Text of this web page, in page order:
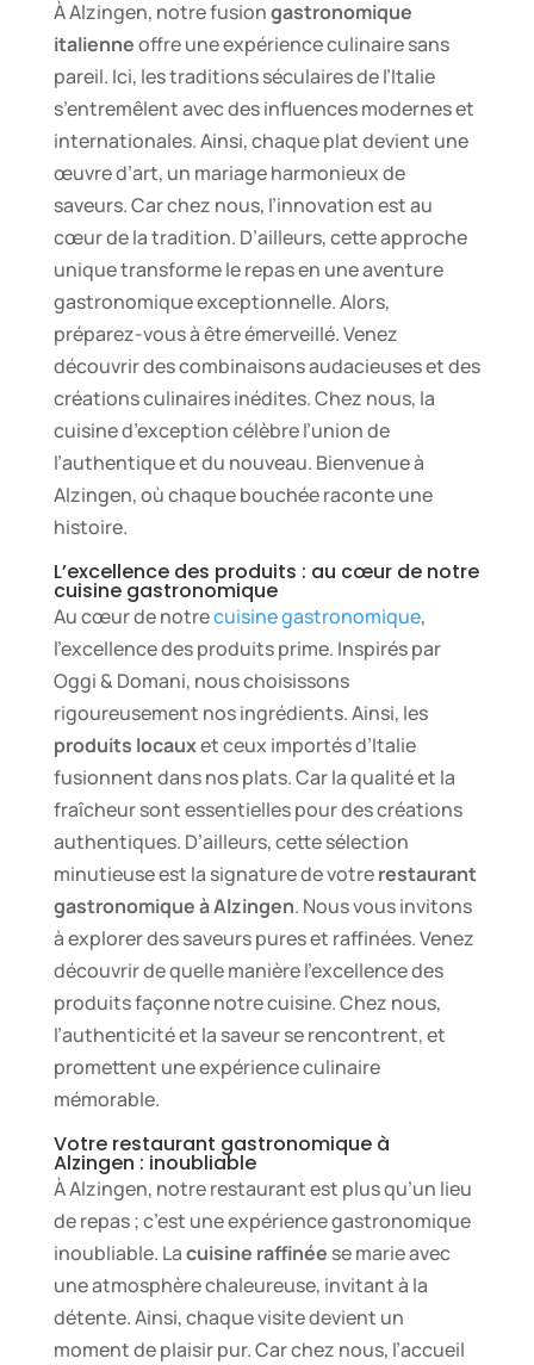
À Alzingen, notre fusiongastronomique
italienneoffre une expérience culinaire sans
pareil. Ici, les traditions séculaires de l’Italie
s’entremêlent avec des influences modernes et
internationales. Ainsi, chaque plat devient une
œuvre d’art, un mariage harmonieux de
saveurs. Car chez nous, l’innovation est au
cœur de la tradition. D’ailleurs, cette approche
unique transforme le repas en une aventure
gastronomique exceptionnelle. Alors,
préparez-vous à être émerveillé. Venez
découvrir des combinaisons audacieuses et des
créations culinaires inédites. Chez nous, la
cuisine d’exception célèbre l’union de
l’authentique et du nouveau. Bienvenue à
Alzingen, où chaque bouchée raconte une
histoire.
L’excellence des produits : au cœur de notre
cuisine gastronomique
Au cœur de notrecuisine gastronomique,
l’excellence des produits prime. Inspirés par
Oggi & Domani, nous choisissons
rigoureusement nos ingrédients. Ainsi, les
produits locauxet ceux importés d’Italie
fusionnent dans nos plats. Car la qualité et la
fraîcheur sont essentielles pour des créations
authentiques. D’ailleurs, cette sélection
minutieuse est la signature de votrerestaurant
gastronomique à Alzingen. Nous vous invitons
à explorer des saveurs pures et raffinées. Venez
découvrir de quelle manière l’excellence des
produits façonne notre cuisine. Chez nous,
l’authenticité et la saveur se rencontrent, et
promettent une expérience culinaire
mémorable.
Votre restaurant gastronomique à
Alzingen : inoubliable
À Alzingen, notre restaurant est plus qu’un lieu
de repas ; c’est une expérience gastronomique
inoubliable. Lacuisine raffinée se marie avec
une atmosphère chaleureuse, invitant à la
détente. Ainsi, chaque visite devient un
moment de plaisir pur. Car chez nous, l’accueil